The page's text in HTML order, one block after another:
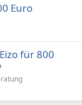
Euro
für 800